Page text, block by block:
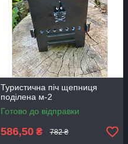
Туристична піч щепниця
поділена м-2
Готово до відправки
586,50 ₴ 782 ₴